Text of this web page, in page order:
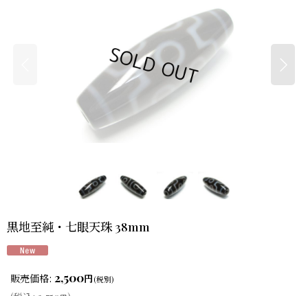
黒地至純・七眼天珠 38mm
販売価格: 2,500円(税別)